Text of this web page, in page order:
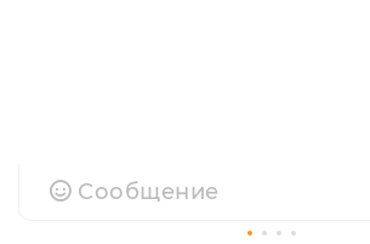
Сообщение